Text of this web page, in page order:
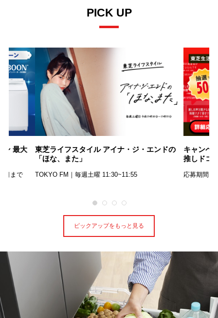
PICK UP
ン 最大
日まで
東芝ライフスタイル アイナ・ジ・エンドの
「ほな、また」
TOKYO FM｜毎週土曜 11:30~11:55
キャンペ
推しドコ
応募期間：
ピックアップをもっと見る